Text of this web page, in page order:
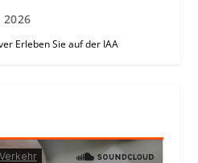
2026
Erleben Sie auf der IAA